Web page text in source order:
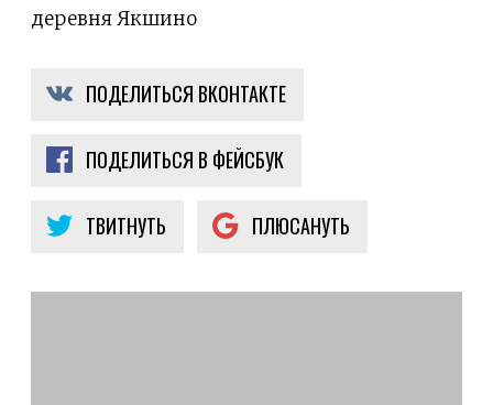
деревня Якшино
ПОДЕЛИТЬСЯ ВКОНТАКТЕ
ПОДЕЛИТЬСЯ В ФЕЙСБУК
ТВИТНУТЬ ПЛЮСАНУТЬ